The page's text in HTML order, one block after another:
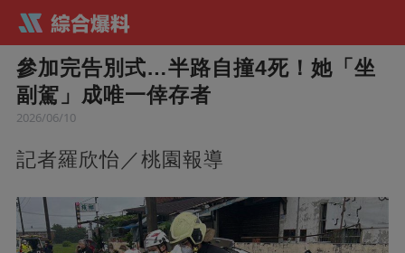
參加完告別式…半路自撞4死！她「坐
副駕」成唯一倖存者
2026/06/10
記者羅欣怡／桃園報導